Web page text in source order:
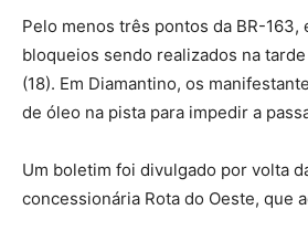
Pelo menos três pontos da BR-163,
bloqueios sendo realizados na
(18). Em Diamantino, os
de óleo na pista para impedir a
Um boletim foi divulgado por volta
concessionária Rota do Oeste, que